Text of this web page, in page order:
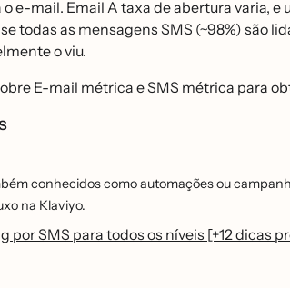
o e-mail. Email A taxa de abertura varia,
todas as mensagens SMS (~98%) são
o viu.
E-mail métrica eSMS métrica para
conhecidos como automações ou
na Klaviyo.
por SMS para todos os níveis [+12 dicas